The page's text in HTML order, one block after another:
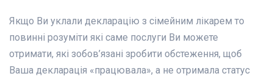
Якщо Ви уклали декларацію з сімейним лікарем то
повинні розуміти які саме послуги Ви можете
отримати, які зобов’язані зробити обстеження, щоб
Ваша декларація «працювала», а не отримала статус